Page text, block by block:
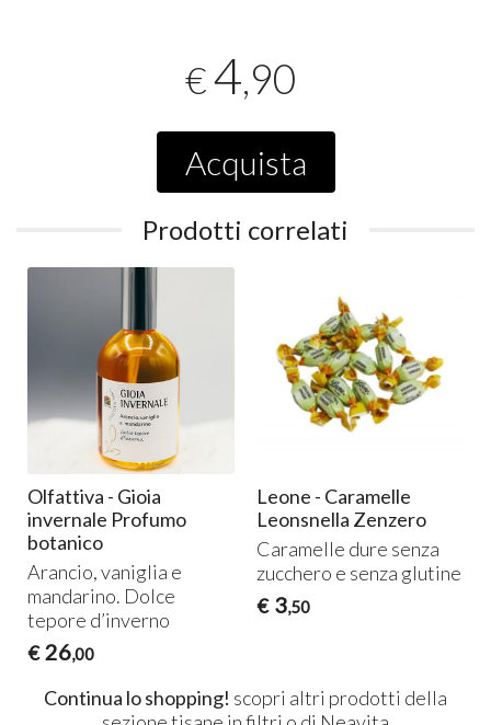
€4,90
Acquista
Prodotti correlati
Olfattiva - Gioia
invernale Profumo
botanico
Arancio, vaniglia e
mandarino. Dolce
tepore d’inverno
€ 26,00
Leone - Caramelle
Leonsnella Zenzero
Caramelle dure senza
zucchero e senza glutine
€ 3,50
Continua lo shopping! scopri altri prodotti della